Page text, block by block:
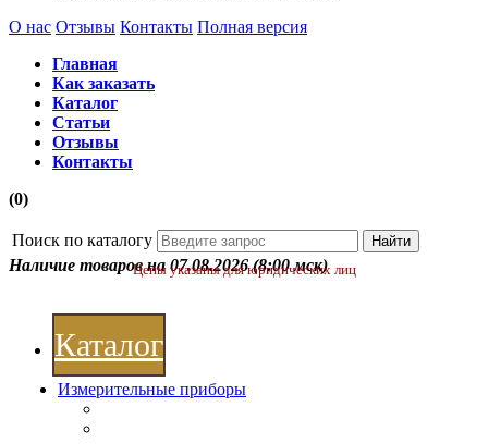
О нас Отзывы Контакты Полная версия
Главная
Как заказать
Каталог
Статьи
Отзывы
Контакты
(0)
Поиск по каталогу
Наличие товаров на 07.08.2026 (8:00 мск)
Цены указаны для юридических лиц
Каталог
Измерительные приборы